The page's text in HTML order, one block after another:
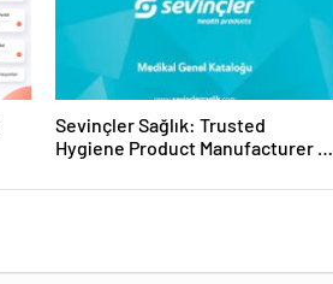
Sevinçler Sağlık: Trusted
Hygiene Product Manufacturer in